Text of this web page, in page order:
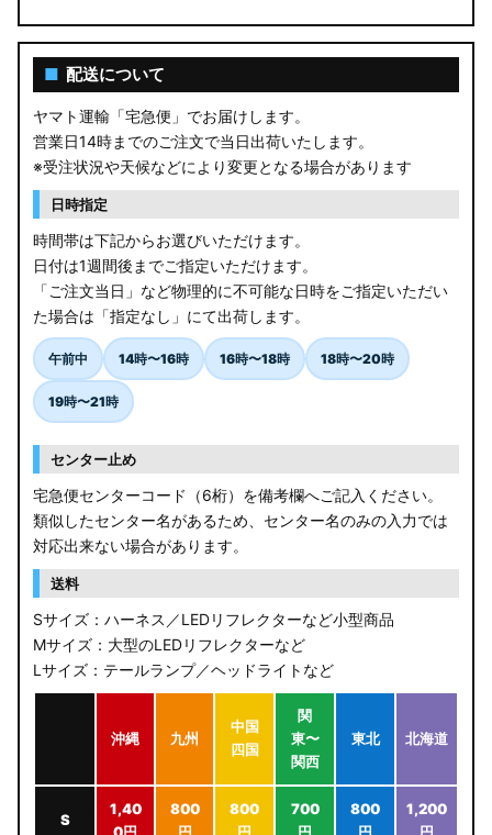
■ 配送について
ヤマト運輸「宅急便」でお届けします。
営業日14時までのご注文で当日出荷いたします。
※受注状況や天候などにより変更となる場合があります
日時指定
時間帯は下記からお選びいただけます。
日付は1週間後までご指定いただけます。
「ご注文当日」など物理的に不可能な日時をご指定いただい
た場合は「指定なし」にて出荷します。
午前中 14時〜16時 16時〜18時 18時〜20時
19時〜21時
センター止め
宅急便センターコード（6桁）を備考欄へご記入ください。
類似したセンター名があるため、センター名のみの入力では
対応出来ない場合があります。
送料
Sサイズ：ハーネス／LEDリフレクターなど小型商品
Mサイズ：大型のLEDリフレクターなど
Lサイズ：テールランプ／ヘッドライトなど
沖縄 九州
中国
四国
関
東〜
関西
東北 北海道
S
1,40
800
800
700
800
1,200